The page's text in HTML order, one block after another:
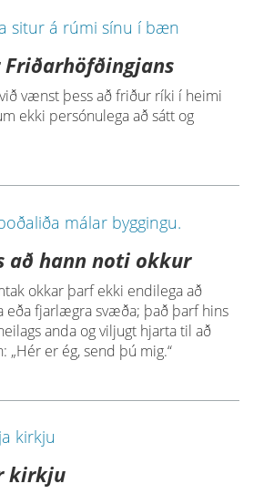
Friðarhöfðingjans
vænst þess að friður ríki í heimi
ekki persónulega að sátt og
að hann noti okkur
okkar þarf ekki endilega að
eða fjarlægra svæða; það þarf hins
anda og viljugt hjarta til að
„Hér er ég, send þú mig.“
kirkju